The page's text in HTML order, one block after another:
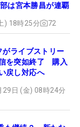
は宮本勝昌が連覇
) 18時25分 72
がライブストリー
を突如終了 購入
戻し対応へ
29日 (金) 08時24分